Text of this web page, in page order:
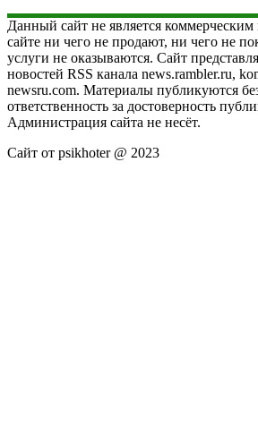
Данный сайт не является
сайте ни чего не продают, ни чего не
услуги не оказываются. Сайт
новостей RSS канала news.rambler.ru,
newsru.com. Материалы публикуются
ответственность за достоверность
Администрация сайта не несёт.
Сайт от psikhoter @ 2023